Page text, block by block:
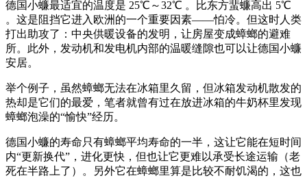
德国小蠊最适宜的温度是 25℃～32℃ 。比东方蜚蠊高出 5℃
。这是阻挡它进入欧洲的一个重要因素——怕冷。但这时人类
打出助攻了：中央供暖设备的发明，让房屋变成蟑螂的避难
所。此外，发动机和发电机内部的温暖缝隙也可以让德国小蠊
安居。
举个例子，虽然蟑螂无法在冰箱里久留，但冰箱发动机散发的
热却是它们的最爱，笔者就曾有过在放进冰箱的牛奶杯里发现
蟑螂泡澡的“愉快”经历。
德国小蠊的寿命只有蟑螂平均寿命的一半，这让它能在短时间
内“更新换代”，进化更快，但也让它更难以承受长途运输（老
死在半路上了）。另外它在蟑螂里算是比较不耐饥渴的，这也